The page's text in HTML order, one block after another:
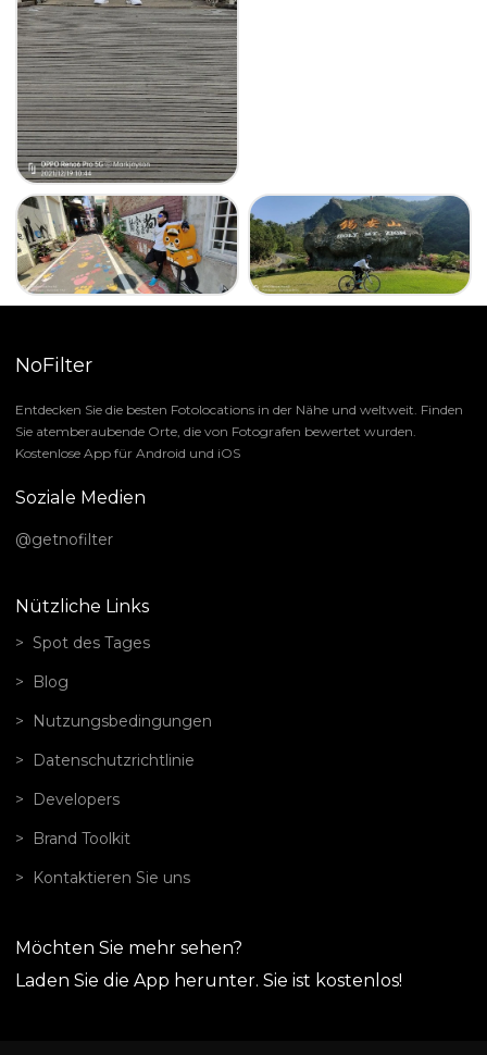
NoFilter
Entdecken Sie die besten Fotolocations in der Nähe und weltweit. Finden
Sie atemberaubende Orte, die von Fotografen bewertet wurden.
Kostenlose App für Android und iOS
Soziale Medien
@getnofilter
Nützliche Links
Spot des Tages
Blog
Nutzungsbedingungen
Datenschutzrichtlinie
Developers
Brand Toolkit
Kontaktieren Sie uns
Möchten Sie mehr sehen?
Laden Sie die App herunter. Sie ist kostenlos!